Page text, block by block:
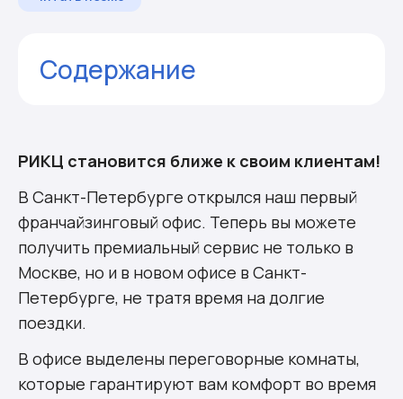
Содержание
РИКЦ становится ближе к своим клиентам!
В Санкт-Петербурге открылся наш первый
франчайзинговый офис. Теперь вы можете
получить премиальный сервис не только в
Москве, но и в новом офисе в Санкт-
Петербурге, не тратя время на долгие
поездки.
В офисе выделены переговорные комнаты,
которые гарантируют вам комфорт во время